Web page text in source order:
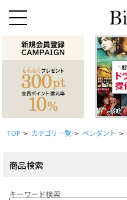
TOP > カテゴリ一覧 > ペンダント >
商品検索
キーワード検索